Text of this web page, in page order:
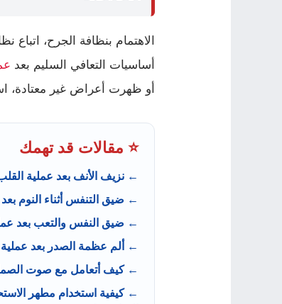
الاهتمام بنظافة الجرح، اتباع
أساسيات التعافي السليم بعد
أو ظهرت أعراض غير معتادة،
⭐ مقالات قد تهمك
← نزيف الأنف بعد عملية
← ضيق التنفس أثناء النوم
← ضيق النفس والتعب بعد
← ألم عظمة الصدر بعد
← كيف أتعامل مع صوت الصمام
← كيفية استخدام مطهر